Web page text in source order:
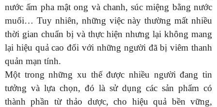
nước ấm pha mật ong và chanh, súc miệng bằng nước
muối… Tuy nhiên, những việc này thường mất nhiều
thời gian chuẩn bị và thực hiện nhưng lại không mang
lại hiệu quả cao đối với những người đã bị viêm thanh
quản mạn tính.
Một trong những xu thế được nhiều người đang tin
tưởng và lựa chọn, đó là sử dụng các sản phẩm có
thành phần từ thảo dược, cho hiệu quả bền vững,